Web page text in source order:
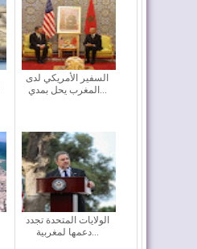
السفير الأمريكي لدى
المغرب يحل بمدي...
الولايات المتحدة تجدد
دعمها لمغربية...